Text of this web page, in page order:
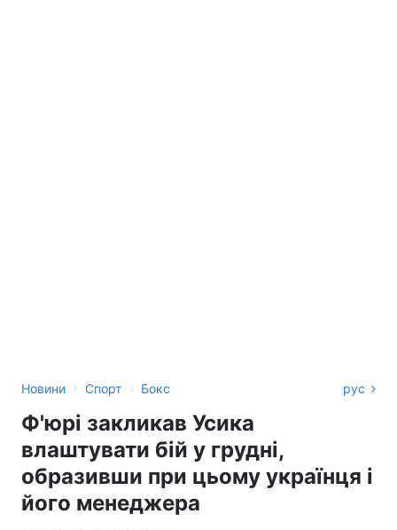
Новини › Спорт › Бокс рус
Ф'юрі закликав Усика
влаштувати бій у грудні,
образивши при цьому українця і
його менеджера